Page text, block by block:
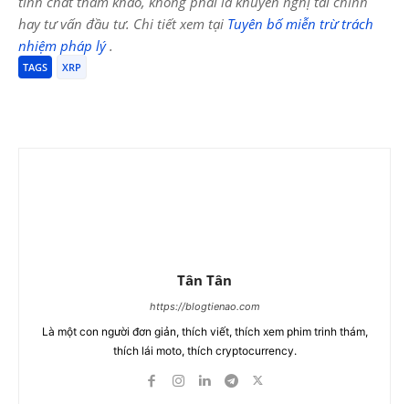
hay tư vấn đầu tư. Chi tiết xem tại Tuyên bố miễn trừ trách
nhiệm pháp lý.
TAGS XRP
Tân Tân
https://blogtienao.com
Là một con người đơn giản, thích viết, thích xem phim trinh thám,
thích lái moto, thích cryptocurrency.